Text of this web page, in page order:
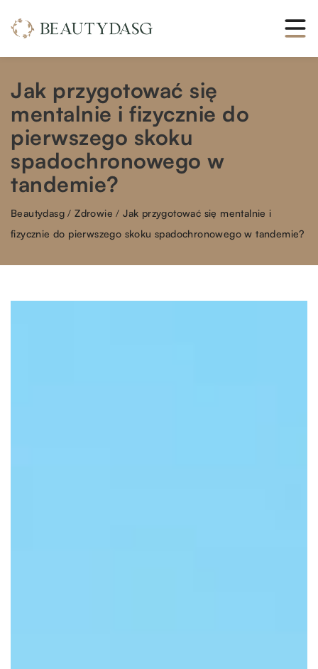
Jak przygotować się
mentalnie i fizycznie do
pierwszego skoku
spadochronowego w
tandemie?
Beautydasg /Zdrowie /Jak przygotować się mentalnie i
fizycznie do pierwszego skoku spadochronowego w tandemie?